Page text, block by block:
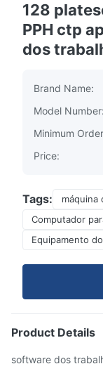
128
PPH ctp
dos
Brand Name:
Model Number:
Minimum
Price:
Tags:
máquina
Computador
Equipamento
Product Details
software dos